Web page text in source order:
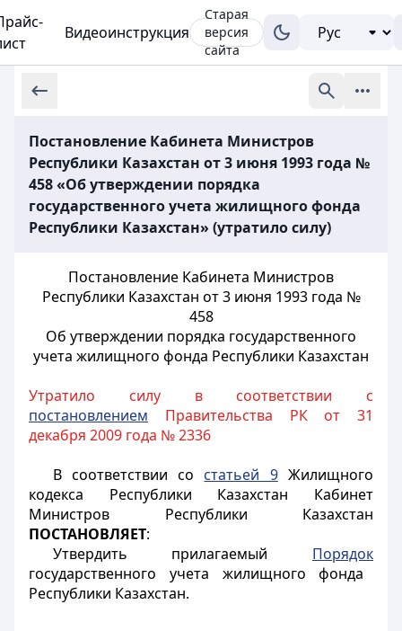
Видеоинструкция
Старая
версия
сайта
Постановление Кабинета Министров
Республики Казахстан от 3 июня 1993 года №
458 «Об утверждении порядка
государственного учета жилищного фонда
Республики Казахстан» (утратило силу)
Постановление Кабинета Министров
Республики Казахстан от 3 июня 1993 года №
458
Об утверждении порядка государственного
учета жилищного фонда Республики Казахстан
Утратило силу в соответствии с
постановлением Правительства РК от 31
декабря 2009 года № 2336
В соответствии со статьей 9Жилищного
кодекса Республики Казахстан Кабинет
Министров Республики Казахстан
ПОСТАНОВЛЯЕТ:
Утвердить прилагаемый Порядок
государственного учета жилищного фонда
Республики Казахстан.